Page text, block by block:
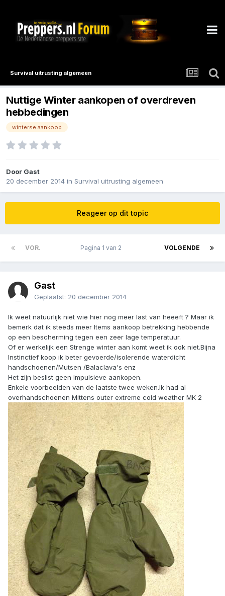
Survival uitrusting algemeen
Nuttige Winter aankopen of overdreven
hebbedingen
winterse aankoop
Door Gast
20 december 2014 in Survival uitrusting algemeen
Reageer op dit topic
VOR. VOLGENDE
Pagina 1 van 2
Gast
Geplaatst: 20 december 2014
Ik weet natuurlijk niet wie hier nog meer last van heeeft ? Maar ik
bemerk dat ik steeds meer Items aankoop betrekking hebbende
op een bescherming tegen een zeer lage temperatuur.
Of er werkelijk een Strenge winter aan komt weet ik ook niet.Bijna
Instinctief koop ik beter gevoerde/isolerende waterdicht
handschoenen/Mutsen /Balaclava's enz
Het zijn beslist geen Impulsieve aankopen.
Enkele voorbeelden van de laatste twee weken.Ik had al
overhandschoenen Mittens outer extreme cold weather MK 2